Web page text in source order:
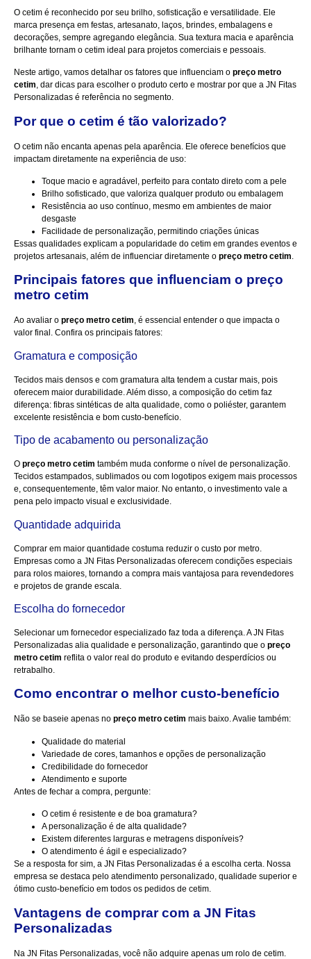
O cetim é reconhecido por seu brilho, sofisticação e versatilidade. Ele
marca presença em festas, artesanato, laços, brindes, embalagens e
decorações, sempre agregando elegância. Sua textura macia e aparência
brilhante tornam o cetim ideal para projetos comerciais e pessoais.
Neste artigo, vamos detalhar os fatores que influenciam o preço metro
cetim, dar dicas para escolher o produto certo e mostrar por que a JN Fitas
Personalizadas é referência no segmento.
Por que o cetim é tão valorizado?
O cetim não encanta apenas pela aparência. Ele oferece benefícios que
impactam diretamente na experiência de uso:
Toque macio e agradável, perfeito para contato direto com a pele
Brilho sofisticado, que valoriza qualquer produto ou embalagem
Resistência ao uso contínuo, mesmo em ambientes de maior
desgaste
Facilidade de personalização, permitindo criações únicas
Essas qualidades explicam a popularidade do cetim em grandes eventos e
projetos artesanais, além de influenciar diretamente o preço metro cetim.
Principais fatores que influenciam o preço
metro cetim
Ao avaliar o preço metro cetim, é essencial entender o que impacta o
valor final. Confira os principais fatores:
Gramatura e composição
Tecidos mais densos e com gramatura alta tendem a custar mais, pois
oferecem maior durabilidade. Além disso, a composição do cetim faz
diferença: fibras sintéticas de alta qualidade, como o poliéster, garantem
excelente resistência e bom custo-benefício.
Tipo de acabamento ou personalização
O preço metro cetim também muda conforme o nível de personalização.
Tecidos estampados, sublimados ou com logotipos exigem mais processos
e, consequentemente, têm valor maior. No entanto, o investimento vale a
pena pelo impacto visual e exclusividade.
Quantidade adquirida
Comprar em maior quantidade costuma reduzir o custo por metro.
Empresas como a JN Fitas Personalizadas oferecem condições especiais
para rolos maiores, tornando a compra mais vantajosa para revendedores
e projetos de grande escala.
Escolha do fornecedor
Selecionar um fornecedor especializado faz toda a diferença. AJN Fitas
Personalizadas alia qualidade e personalização, garantindo que o preço
metro cetim reflita o valor real do produto e evitando desperdícios ou
retrabalho.
Como encontrar o melhor custo-benefício
Não se baseie apenas no preço metro cetim mais baixo. Avalie também:
Qualidade do material
Variedade de cores, tamanhos e opções de personalização
Credibilidade do fornecedor
Atendimento e suporte
Antes de fechar a compra, pergunte:
O cetim é resistente e de boa gramatura?
A personalização é de alta qualidade?
Existem diferentes larguras e metragens disponíveis?
O atendimento é ágil e especializado?
Se a resposta for sim, a JN Fitas Personalizadas é a escolha certa. Nossa
empresa se destaca pelo atendimento personalizado, qualidade superior e
ótimo custo-benefício em todos os pedidos de cetim.
Vantagens de comprar com a JN Fitas
Personalizadas
Na JN Fitas Personalizadas, você não adquire apenas um rolo de cetim.